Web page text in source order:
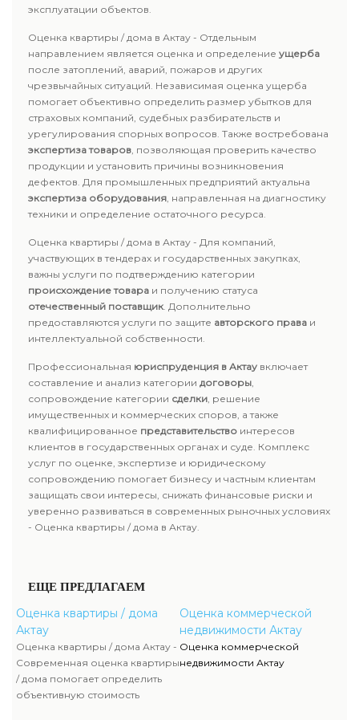
эксплуатации объектов.
Оценка квартиры / дома в Актау - Отдельным
направлением является оценка и определение ущерба
после затоплений, аварий, пожаров и других
чрезвычайных ситуаций. Независимая оценка ущерба
помогает объективно определить размер убытков для
страховых компаний, судебных разбирательств и
урегулирования спорных вопросов. Также востребована
экспертиза товаров, позволяющая проверить качество
продукции и установить причины возникновения
дефектов. Для промышленных предприятий актуальна
экспертиза оборудования, направленная на диагностику
техники и определение остаточного ресурса.
Оценка квартиры / дома в Актау - Для компаний,
участвующих в тендерах и государственных закупках,
важны услуги по подтверждению категории
происхождение товара и получению статуса
отечественный поставщик. Дополнительно
предоставляются услуги по защите авторского права и
интеллектуальной собственности.
Профессиональная юриспруденция в Актау включает
составление и анализ категории договоры,
сопровождение категории сделки, решение
имущественных и коммерческих споров, а также
квалифицированное представительство интересов
клиентов в государственных органах и суде. Комплекс
услуг по оценке, экспертизе и юридическому
сопровождению помогает бизнесу и частным клиентам
защищать свои интересы, снижать финансовые риски и
уверенно развиваться в современных рыночных условиях
- Оценка квартиры / дома в Актау.
ЕЩЕ ПРЕДЛАГАЕМ
Оценка квартиры / дома
Актау
Оценка квартиры / дома Актау -
Современная оценка квартиры
/ дома помогает определить
объективную стоимость
Оценка коммерческой
недвижимости Актау
Оценка коммерческой
недвижимости Актау